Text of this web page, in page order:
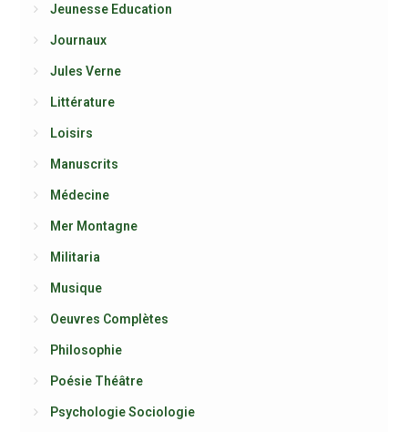
Jeunesse Education
Journaux
Jules Verne
Littérature
Loisirs
Manuscrits
Médecine
Mer Montagne
Militaria
Musique
Oeuvres Complètes
Philosophie
Poésie Théâtre
Psychologie Sociologie